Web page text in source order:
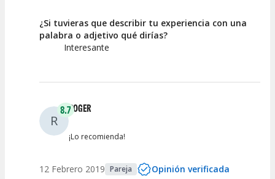
¿Si tuvieras que describir tu experiencia con una
palabra o adjetivo qué dirías?
Interesante
R
8.7ROGER
¡Lo recomienda!
12 Febrero 2019 Pareja Opinión verificada